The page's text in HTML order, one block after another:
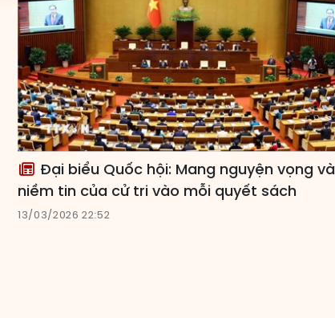
Đại biểu Quốc hội: Mang nguyện vọng và
niềm tin của cử tri vào mỗi quyết sách
13/03/2026 22:52